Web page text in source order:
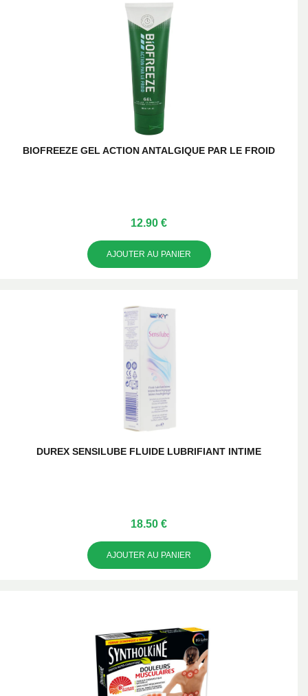
BIOFREEZE GEL ACTION ANTALGIQUE PAR LE FROID
12.90 €
AJOUTER AU PANIER
DUREX SENSILUBE FLUIDE LUBRIFIANT INTIME
18.50 €
AJOUTER AU PANIER